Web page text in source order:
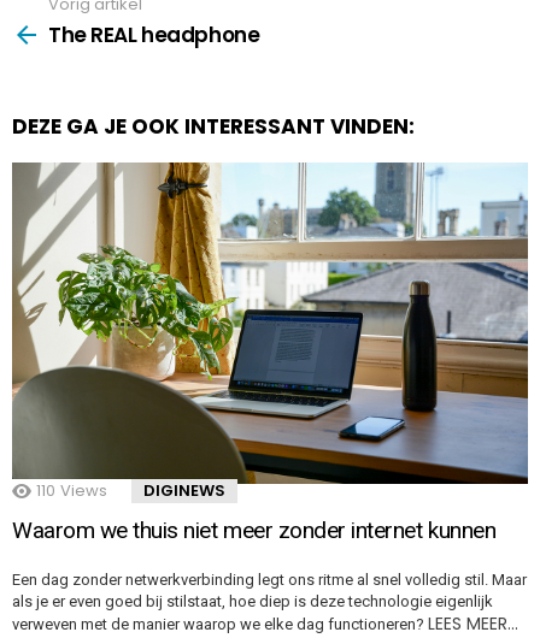
moreThe REAL headphone
DEZE GA JE OOK INTERESSANT VINDEN:
110 Views DIGINEWS
Waarom we thuis niet meer zonder internet kunnen
Een dag zonder netwerkverbinding legt ons ritme al snel volledig stil. Maar
als je er even goed bij stilstaat, hoe diep is deze technologie eigenlijk
verweven met de manier waarop we elke dag functioneren? LEES MEER…